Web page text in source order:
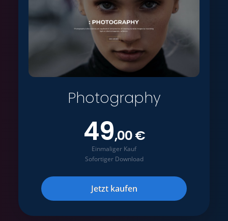
Photography
49,00 €
Einmaliger Kauf
Sofortiger Download
Jetzt kaufen